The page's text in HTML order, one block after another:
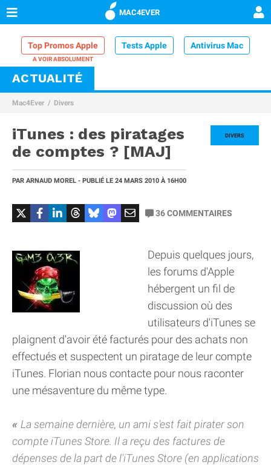
MAC4EVER
Top Promos Apple Tests Apple Antivirus Mac
VPN Mac
Comparatif iPhone
ACTUALITÉ
Mac4Ever Divers
DIVERS
iTunes : des piratages
de comptes ? [MAJ]
PAR ARNAUD MOREL - PUBLIÉ LE 24 MARS 2010 À 16H00
36COMMENTAIRES
Depuis quelques jours,
les forums d'Apple
hébergent un fil de
discussion où des
utilisateurs d'iTunes se
plaignent d'avoir été facturés pour des achats non
effectués et suspectent un piratage de leur compte
iTunes. Florian nous contacte pour nous raconter
une mésaventure du même type.
La semaine dernière, un ami s'est fait pirater son
compte iTunes Store. Il a reçu des factures de
dépenses de la part de l'iTunes Store (en applications